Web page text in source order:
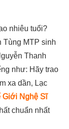
nhiêu tuổi?
Tùng MTP sinh
Thanh
như: Hãy trao
xa dần, Lạc
Giới Nghệ Sĩ
chuẩn nhất